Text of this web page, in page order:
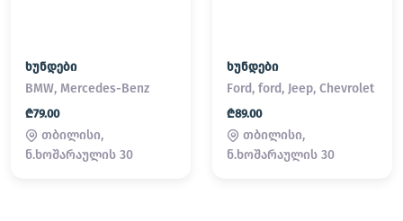
ხუნდები
BMW, Mercedes-Benz
₾79.00
თბილისი,
ნ.ხოშარაულის 30
ხუნდები
Ford, ford, Jeep, Chevrolet
₾89.00
თბილისი,
ნ.ხოშარაულის 30